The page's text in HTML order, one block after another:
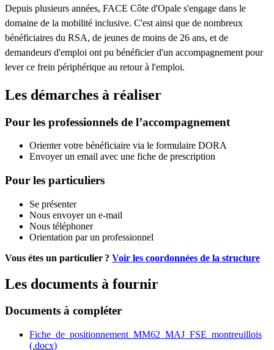
Depuis plusieurs années, FACE Côte d'Opale s'engage dans le
domaine de la mobilité inclusive. C'est ainsi que de nombreux
bénéficiaires du RSA, de jeunes de moins de 26 ans, et de
demandeurs d'emploi ont pu bénéficier d'un accompagnement pour
lever ce frein périphérique au retour à l'emploi.
Les démarches à réaliser
Pour les professionnels de l’accompagnement
Orienter votre bénéficiaire via le formulaire DORA
Envoyer un email avec une fiche de prescription
Pour les particuliers
Se présenter
Nous envoyer un e-mail
Nous téléphoner
Orientation par un professionnel
Vous étes un particulier ? Voir les coordonnées de la structure
Les documents à fournir
Documents à compléter
Fiche_de_positionnement_MM62_MAJ_FSE_montreuillois
(.docx)